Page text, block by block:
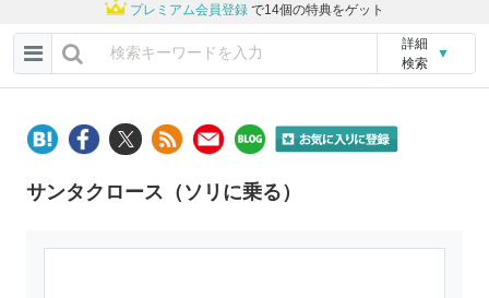
プレミアム会員登録 で14個の特典をゲット
詳細
検索
▼
サンタクロース（ソリに乗る）